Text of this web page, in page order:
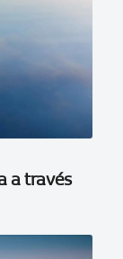
a través